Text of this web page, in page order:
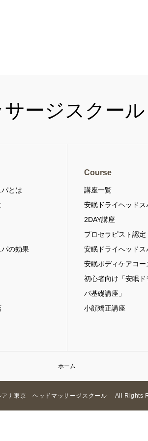
とは
の効果
Course
講座一覧
安眠ドライヘッドス
2DAY講座
プロセラピスト認定
安眠ドライへッドス
安眠ボディケアコー
初心者向け「安眠ド
パ基礎講座」
小顔矯正講座
ホーム
ナ東京 ヘッドマッサージスクール All Rights